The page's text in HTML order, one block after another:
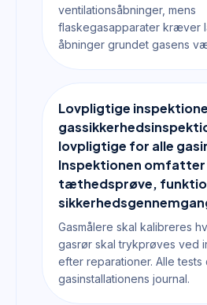
ventilationsåbninger, mens
flaskegasapparater kræver
åbninger grundet gasens
Lovpligtige
lovpligtige for alle
Inspektionen omfatter
tæthedsprøve,
Gasmålere skal kalibreres
gasrør skal trykprøves ved
efter reparationer. Alle tests
gasinstallationens journal.